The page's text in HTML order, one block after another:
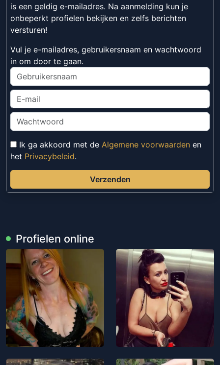
is een geldig e-mailadres. Na aanmelding kun je
onbeperkt profielen bekijken en zelfs berichten
versturen!
Vul je e-mailadres, gebruikersnaam en wachtwoord
in om door te gaan.
Ik ga akkoord met de Algemene voorwaarden en
het Privacybeleid.
Verzenden
Profielen online